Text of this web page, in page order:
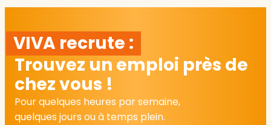
VIVA recrute :
Trouvez un emploi près de
chez vous !
Pour quelques heures par semaine,
quelques jours ou à temps plein.